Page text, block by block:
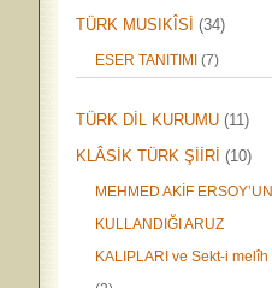
TÜRK MUSIKÎSİ (34)
ESER TANITIMI (7)
TÜRK DİL KURUMU (11)
KLÂSİK TÜRK ŞİİRİ (10)
MEHMED AKİF ERSOY’UN
KULLANDIĞI ARUZ
KALIPLARI ve Sekt-i melîh